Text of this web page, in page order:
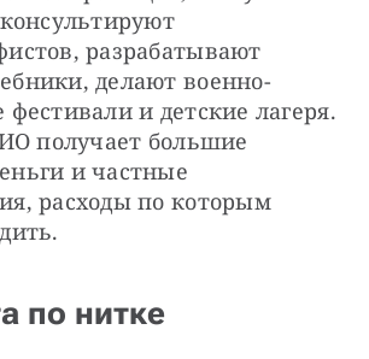
разрабатывают
делают военно-
фестивали и детские лагеря.
получает большие
и частные
расходы по которым
по нитке